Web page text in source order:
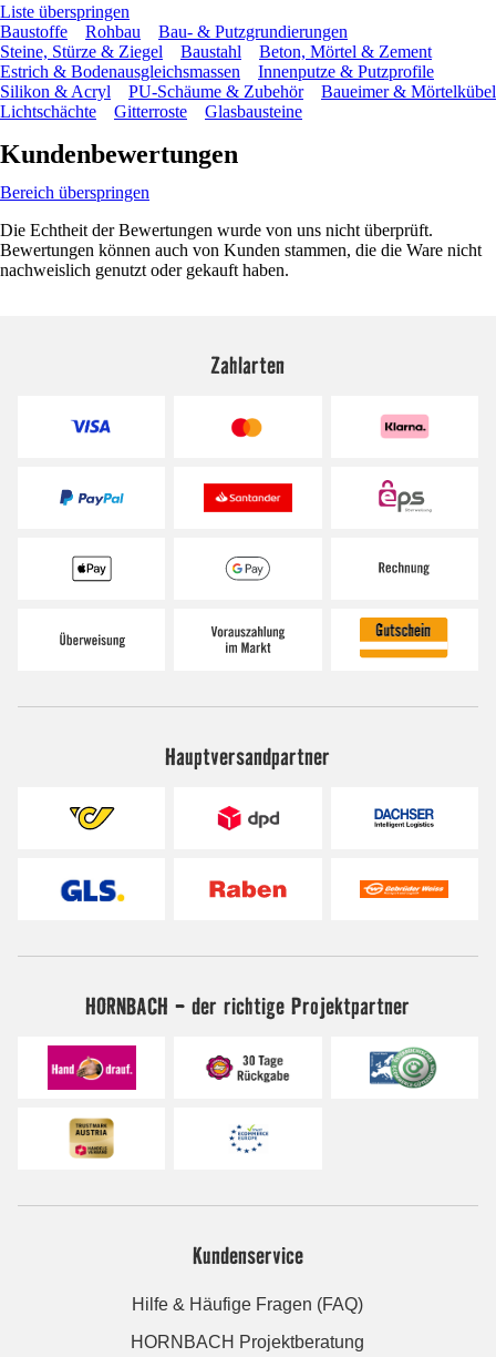
Liste überspringen
Baustoffe
Rohbau
Bau- & Putzgrundierungen
Steine, Stürze & Ziegel
Baustahl
Beton, Mörtel & Zement
Estrich & Bodenausgleichsmassen
Innenputze & Putzprofile
Silikon & Acryl
PU-Schäume & Zubehör
Baueimer & Mörtelkübel
Lichtschächte
Gitterroste Glasbausteine
Kundenbewertungen
Bereich überspringen
Die Echtheit der Bewertungen wurde von uns nicht überprüft.
Bewertungen können auch von Kunden stammen, die die Ware nicht
nachweislich genutzt oder gekauft haben.
Zahlarten
Hauptversandpartner
HORNBACH - der richtige Projektpartner
Kundenservice
Hilfe & Häufige Fragen (FAQ)
HORNBACH Projektberatung